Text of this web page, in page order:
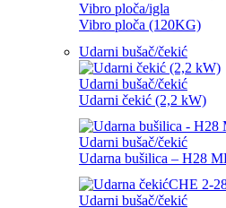
Vibro ploča/igla
Vibro ploča (120KG)
Udarni bušač/čekić
Udarni bušač/čekić
Udarni čekić (2,2 kW)
Udarni bušač/čekić
Udarna bušilica – H28
Udarni bušač/čekić